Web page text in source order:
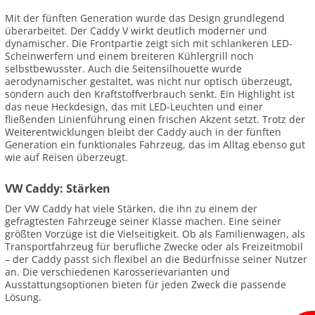
Mit der fünften Generation wurde das Design grundlegend
überarbeitet. Der Caddy V wirkt deutlich moderner und
dynamischer. Die Frontpartie zeigt sich mit schlankeren LED-
Scheinwerfern und einem breiteren Kühlergrill noch
selbstbewusster. Auch die Seitensilhouette wurde
aerodynamischer gestaltet, was nicht nur optisch überzeugt,
sondern auch den Kraftstoffverbrauch senkt. Ein Highlight ist
das neue Heckdesign, das mit LED-Leuchten und einer
fließenden Linienführung einen frischen Akzent setzt. Trotz der
Weiterentwicklungen bleibt der Caddy auch in der fünften
Generation ein funktionales Fahrzeug, das im Alltag ebenso gut
wie auf Reisen überzeugt.
VW Caddy: Stärken
Der VW Caddy hat viele Stärken, die ihn zu einem der
gefragtesten Fahrzeuge seiner Klasse machen. Eine seiner
größten Vorzüge ist die Vielseitigkeit. Ob als Familienwagen, als
Transportfahrzeug für berufliche Zwecke oder als Freizeitmobil
– der Caddy passt sich flexibel an die Bedürfnisse seiner Nutzer
an. Die verschiedenen Karosserievarianten und
Ausstattungsoptionen bieten für jeden Zweck die passende
Lösung.